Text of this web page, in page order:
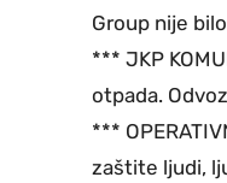
Group nije
*** JKP
otpada.
***
zaštite ljudi,